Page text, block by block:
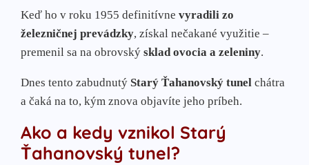
Keď ho v roku 1955 definitívne vyradili zo
železničnej prevádzky, získal nečakané využitie –
premenil sa na obrovský sklad ovocia a zeleniny.
Dnes tento zabudnutý Starý Ťahanovský tunel chátra
a čaká na to, kým znova objavíte jeho príbeh.
Ako a kedy vznikol Starý
Ťahanovský tunel?